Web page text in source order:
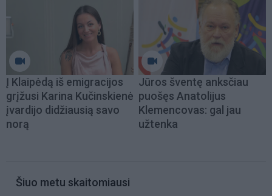
Į Klaipėdą iš emigracijos
grįžusi Karina Kučinskienė
įvardijo didžiausią savo
norą
Jūros šventę anksčiau
puošęs Anatolijus
Klemencovas: gal jau
užtenka
Šiuo metu skaitomiausi